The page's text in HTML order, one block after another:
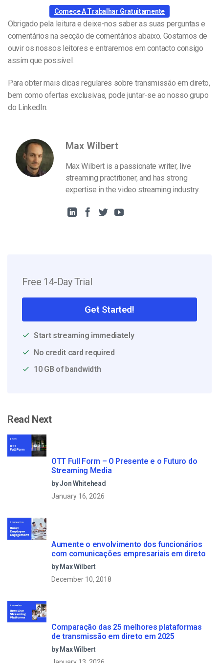
Comece A Trabalhar Gratuitamente
Obrigado pela leitura e deixe-nos saber as suas perguntas e
comentários na secção de comentários abaixo. Gostamos de
ouvir os nossos leitores e entraremos em contacto consigo
assim que possível.
Para obter mais dicas regulares sobre transmissão em direto,
bem como ofertas exclusivas, pode juntar-se ao nosso grupo
do LinkedIn.
Max Wilbert
Max Wilbert is a passionate writer, live
streaming practitioner, and has strong
expertise in the video streaming industry.
Free 14-Day Trial
Get Started!
Start streaming immediately
No credit card required
10 GB of bandwidth
Read Next
OTT Full Form – O Presente e o Futuro do
Streaming Media
by Jon Whitehead
January 16, 2026
Aumente o envolvimento dos funcionários
com comunicações empresariais em direto
by Max Wilbert
December 10, 2018
Comparação das 25 melhores plataformas
de transmissão em direto em 2025
by Max Wilbert